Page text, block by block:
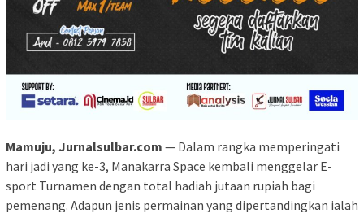
Mamuju, Jurnalsulbar.com — Dalam rangka memperingati
hari jadi yang ke-3, Manakarra Space kembali menggelar E-
sport Turnamen dengan total hadiah jutaan rupiah bagi
pemenang. Adapun jenis permainan yang dipertandingkan ialah